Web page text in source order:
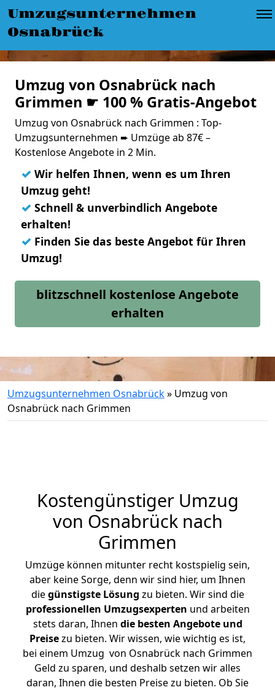
Umzugsunternehmen
Osnabrück
Umzug von Osnabrück nach
Grimmen ☛ 100 % Gratis-Angebot
Umzug von Osnabrück nach Grimmen : Top-
Umzugsunternehmen ➨ Umzüge ab 87€ –
Kostenlose Angebote in 2 Min.
✓ Wir helfen Ihnen, wenn es um Ihren
Umzug geht!
✓ Schnell & unverbindlich Angebote
erhalten!
✓ Finden Sie das beste Angebot für Ihren
Umzug!
blitzschnell kostenlose Angebote
erhalten
Umzugsunternehmen Osnabrück» Umzug von
Osnabrück nach Grimmen
Kostengünstiger Umzug
von Osnabrück nach
Grimmen
Umzüge können mitunter recht kostspielig sein,
aber keine Sorge, denn wir sind hier, um Ihnen
diegünstigste Lösung zu bieten. Wir sind die
professionellen Umzugsexperten und arbeiten
stets daran, Ihnen die besten Angebote und
Preisezu bieten. Wir wissen, wie wichtig es ist,
bei einem Umzug von Osnabrück nach Grimmen
Geld zu sparen, und deshalb setzen wir alles
daran, Ihnen die besten Preise zu bieten. Ob Sie